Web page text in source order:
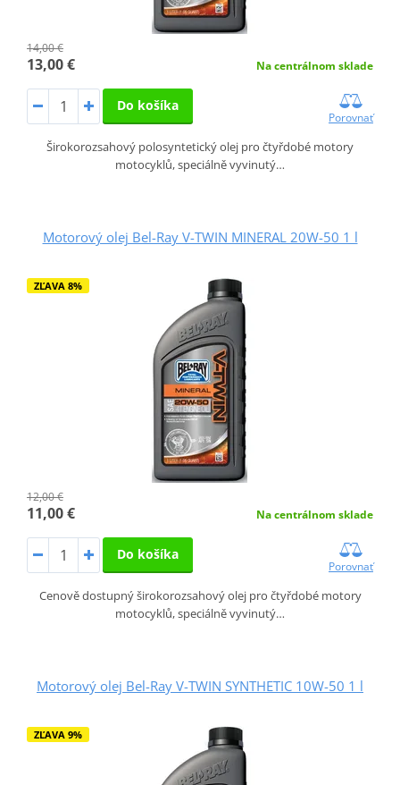
14,00 €
13,00 € Na centrálnom sklade
Do košíka
Porovnať
Širokorozsahový polosyntetický olej pro čtyřdobé motory
motocyklů, speciálně vyvinutý…
Motorový olej Bel-Ray V-TWIN MINERAL 20W-50 1 l
ZĽAVA 8%
12,00 €
11,00 € Na centrálnom sklade
Do košíka
Porovnať
Cenově dostupný širokorozsahový olej pro čtyřdobé motory
motocyklů, speciálně vyvinutý…
Motorový olej Bel-Ray V-TWIN SYNTHETIC 10W-50 1 l
ZĽAVA 9%